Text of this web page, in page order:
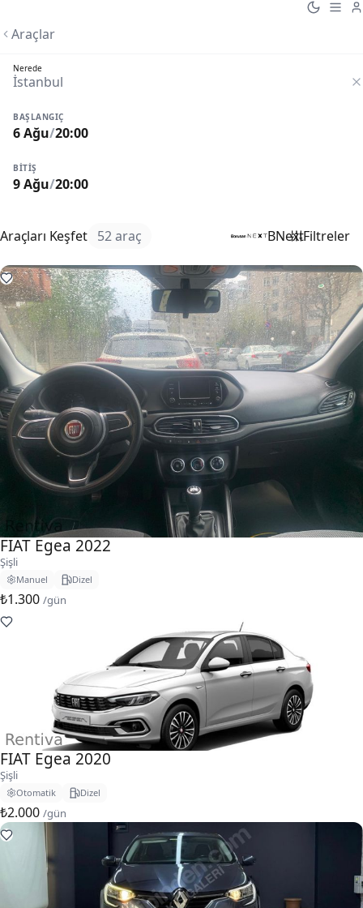
Araçlar
Nerede
BAŞLANGIÇ
6 Ağu/20:00
BITIŞ
9 Ağu/20:00
Araçları Keşfet 52 araç BNextFiltreler
FIAT Egea 2022
Şişli
Manuel Dizel
₺1.300 /gün
FIAT Egea 2020
Şişli
Otomatik Dizel
₺2.000 /gün